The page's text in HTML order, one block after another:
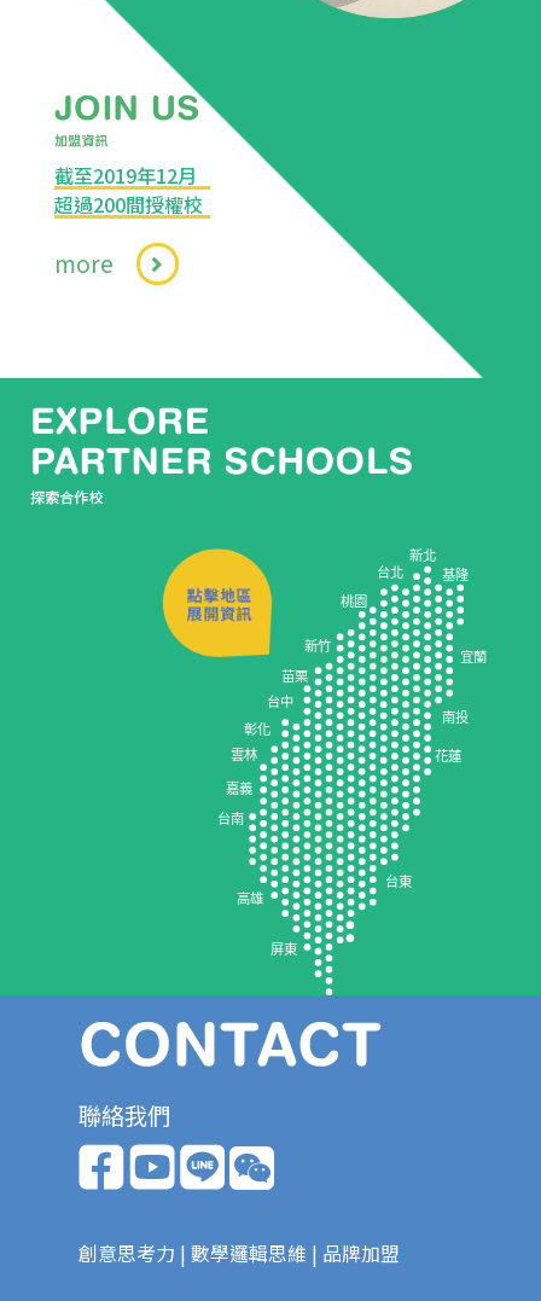
截至2019年12月
超過200間授權校
more
台南
嘉義
雲林
彰化
苗栗
高雄
新竹
桃園
台東
台中
南投
台北
花蓮
基隆
新北
宜蘭
屏東
聯絡我們
創意思考力 | 數學邏輯思維 | 品牌加盟